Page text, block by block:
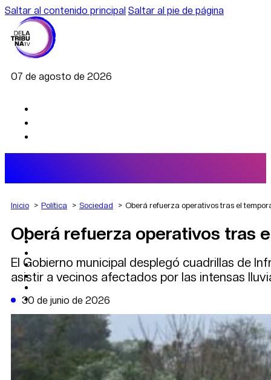
Saltar al contenido principal Saltar al pie de página
07 de agosto de 2026
AGRO
DEPORTES
POLÍTICA
CAMBIO CLIMÁTICO
DE LA TRIBUNA TV
Inicio Política Sociedad Oberá refuerza operativos tras el
Oberá refuerza operativos tras
El Gobierno municipal desplegó cuadrillas de
asistir a vecinos afectados por las intensas
30 de junio de 2026